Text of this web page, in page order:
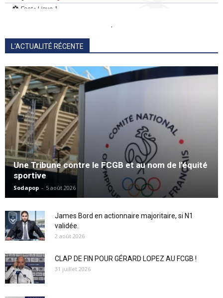
.
L'ACTUALITÉ RÉCENTE
Une Tribune contre le FCGB et au nom de l’équité
sportive
Sodapop - 5 août 2026
James Bord en actionnaire majoritaire, si N1
validée.
2 août 2026
CLAP DE FIN POUR GÉRARD LOPEZ AU FCGB !
31 juillet 2026